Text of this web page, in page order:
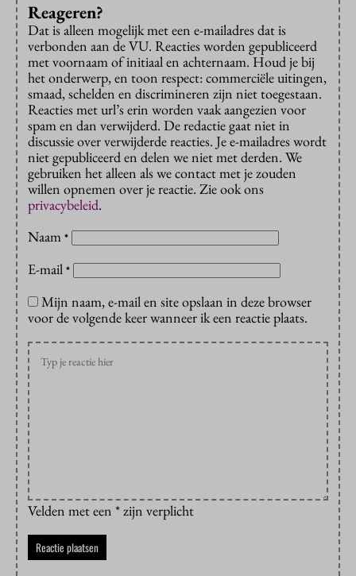
Reageren?
Dat is alleen mogelijk met een e-mailadres dat is
verbonden aan de VU. Reacties worden gepubliceerd
met voornaam of initiaal en achternaam. Houd je bij
het onderwerp, en toon respect: commerciële uitingen,
smaad, schelden en discrimineren zijn niet toegestaan.
Reacties met url’s erin worden vaak aangezien voor
spam en dan verwijderd. De redactie gaat niet in
discussie over verwijderde reacties. Je e-mailadres wordt
niet gepubliceerd en delen we niet met derden. We
gebruiken het alleen als we contact met je zouden
willen opnemen over je reactie. Zie ook ons
privacybeleid.
Naam *
E-mail *
Mijn naam, e-mail en site opslaan in deze browser
voor de volgende keer wanneer ik een reactie plaats.
Velden met een * zijn verplicht